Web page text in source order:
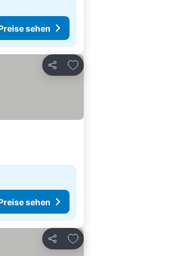
sehen
Teilen
Zu Favoriten hinzufügen
sehen
Teilen
Zu Favoriten hinzufügen